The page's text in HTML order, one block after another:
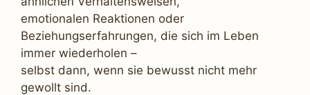
emotionalen Reaktionen oder
Beziehungserfahrungen, die sich im Leben
immer wiederholen –
selbst dann, wenn sie bewusst nicht mehr
gewollt sind.